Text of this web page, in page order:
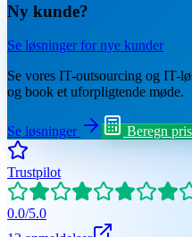
Ny kunde?
Se løsninger for nye kunder
Se vores IT-outsourcing og IT-
og book et uforpligtende møde.
Se løsninger Beregn
Trustpilot
0.0/5.0